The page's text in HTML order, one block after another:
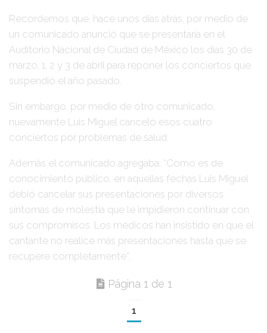
Recordemos que, hace unos días atrás, por medio de
un comunicado anunció que se presentaría en el
Auditorio Nacional de Ciudad de México los días 30 de
marzo, 1, 2 y 3 de abril para reponer los conciertos que
suspendió el año pasado.
Sin embargo, por medio de otro comunicado,
nuevamente Luis Miguelcanceló esos cuatro
conciertos por problemas de salud.
Además el comunicado agregaba: “Como es de
conocimiento público, en aquellas fechas Luis Miguel
debió cancelar sus presentaciones por diversos
síntomas de molestia que le impidieron continuar con
sus compromisos. Los médicos han insistido en que el
cantante no realice más presentaciones hasta que se
recupere completamente”
Página 1 de 1
1